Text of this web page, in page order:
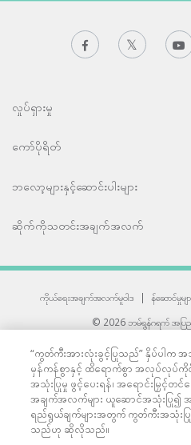
လှုပ်ရှားမှု
ကော်ပိုရိတ်
ဘလော့များနှင့်ဆောင်းပါးများ
ဆိုက်ကိုသတင်းအချက်အလက်
ကိုယ်ရေးအချက်အလက်မူဝါဒ | န်ဆောင်မှုမျ
© 2026 ဘမ်ရွန်ဂရက် အပြ
33 Sukhumvit 3, Wattana,
All rights
“ကွတ်ကီးအားလုံးခွင့်ပြုသည်” နှိပ်ပါ
မှန်ကန်စွာနှင့် ထိရောက်စွာ အလုပ်လုပ်ကိုင်
အသုံးပြုမှု ဖွင့်ပေးရန်၊ အရောင်းမြှင့်တင်
အချက်အလက်များ ယူဆောင်အသုံးပြု၍
ရည်ရွယ်ချက်များအတွက် ကွတ်ကီးအသုံးပ
သည်ဟု ဆိုလိုသည်။